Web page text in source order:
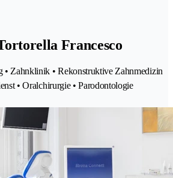
Francesco
• Zahnklinik • Rekonstruktive Zahnmedizin
• Oralchirurgie • Parodontologie